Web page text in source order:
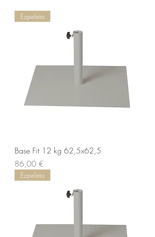
Ezpeleta
Base Fit 12 kg 62,5x62,5
Prix
86,00 €
Ezpeleta